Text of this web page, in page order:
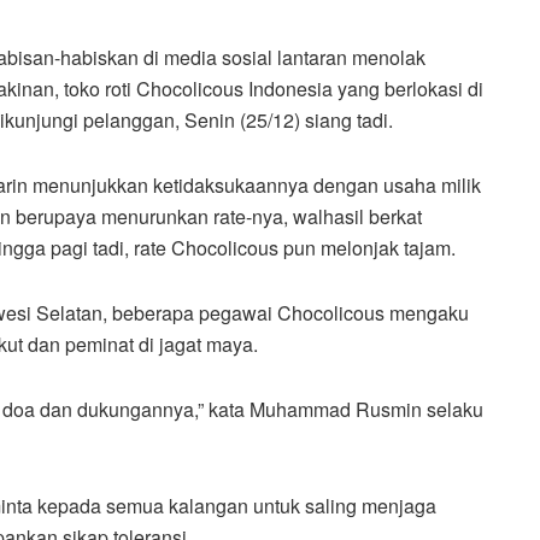
habiskan di media sosial lantaran menolak
toko roti Chocolicous Indonesia yang berlokasi di
pelanggan, Senin (25/12) siang tadi.
menunjukkan ketidaksukaannya dengan usaha milik
berupaya menurunkan rate-nya, walhasil berkat
pagi tadi, rate Chocolicous pun melonjak tajam.
Selatan, beberapa pegawai Chocolicous mengaku
dan peminat di jagat maya.
dan dukungannya,” kata Muhammad Rusmin selaku
kepada semua kalangan untuk saling menjaga